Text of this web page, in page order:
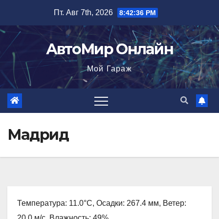
содержимому
Пт. Авг 7th, 2026 8:42:37 PM
АвтоМир Онлайн
Мой Гараж
Мадрид
Температура: 11.0°C, Осадки: 267.4 мм, Ветер: